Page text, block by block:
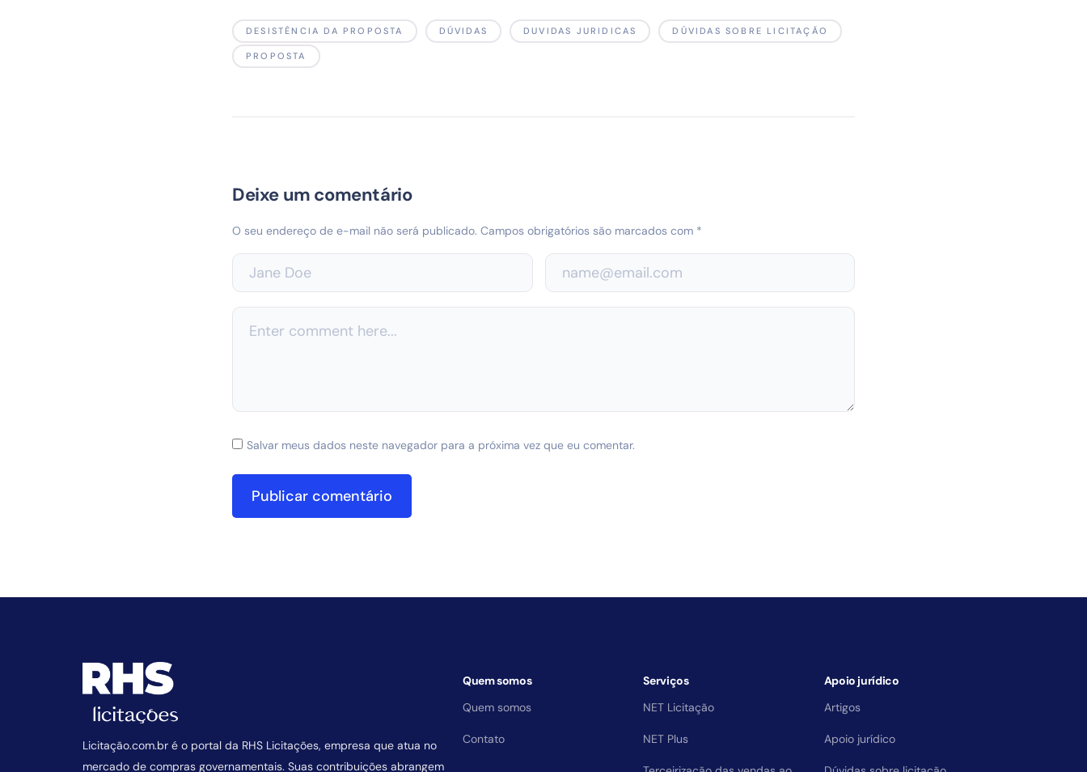
DESISTÊNCIA DA PROPOSTA DÚVIDAS DUVIDAS JURIDICAS DÚVIDAS SOBRE LICITAÇÃO
PROPOSTA
Deixe um comentário
O seu endereço de e-mail não será publicado. Campos obrigatórios são marcados com *
Salvar meus dados neste navegador para a próxima vez que eu comentar.
Licitação.com.br é o portal da RHS Licitações, empresa que atua no
mercado de compras governamentais. Suas contribuições abrangem
Quem somos
Quem somos
Contato
Serviços
NET Licitação
NET Plus
Apoio jurídico
Artigos
Apoio jurídico